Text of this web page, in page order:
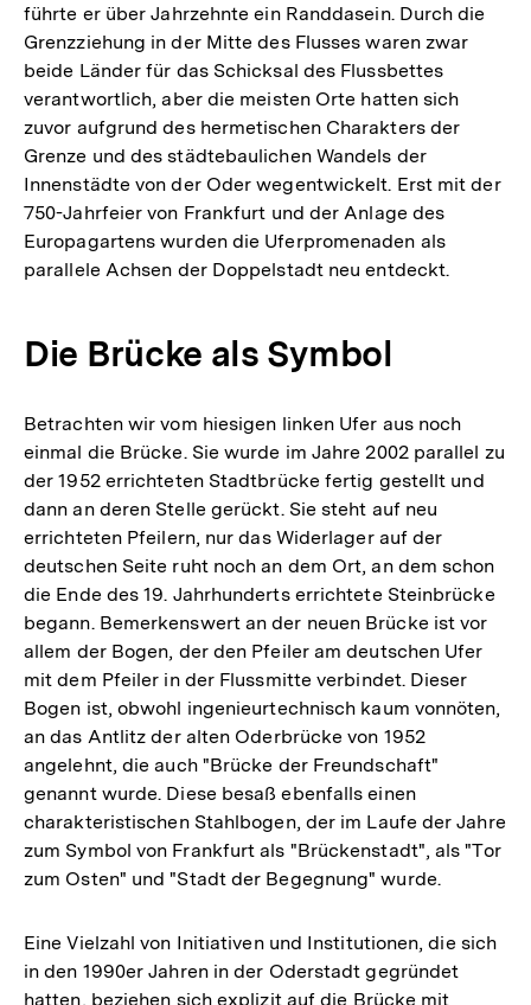
führte er über Jahrzehnte ein Randdasein. Durch die
Grenzziehung in der Mitte des Flusses waren zwar
beide Länder für das Schicksal des Flussbettes
verantwortlich, aber die meisten Orte hatten sich
zuvor aufgrund des hermetischen Charakters der
Grenze und des städtebaulichen Wandels der
Innenstädte von der Oder wegentwickelt. Erst mit der
750-Jahrfeier von Frankfurt und der Anlage des
Europagartens wurden die Uferpromenaden als
parallele Achsen der Doppelstadt neu entdeckt.
Die Brücke als Symbol
Betrachten wir vom hiesigen linken Ufer aus noch
einmal die Brücke. Sie wurde im Jahre 2002 parallel zu
der 1952 errichteten Stadtbrücke fertig gestellt und
dann an deren Stelle gerückt. Sie steht auf neu
errichteten Pfeilern, nur das Widerlager auf der
deutschen Seite ruht noch an dem Ort, an dem schon
die Ende des 19. Jahrhunderts errichtete Steinbrücke
begann. Bemerkenswert an der neuen Brücke ist vor
allem der Bogen, der den Pfeiler am deutschen Ufer
mit dem Pfeiler in der Flussmitte verbindet. Dieser
Bogen ist, obwohl ingenieurtechnisch kaum vonnöten,
an das Antlitz der alten Oderbrücke von 1952
angelehnt, die auch "Brücke der Freundschaft"
genannt wurde. Diese besaß ebenfalls einen
charakteristischen Stahlbogen, der im Laufe der Jahre
zum Symbol von Frankfurt als "Brückenstadt", als "Tor
zum Osten" und "Stadt der Begegnung" wurde.
Eine Vielzahl von Initiativen und Institutionen, die sich
in den 1990er Jahren in der Oderstadt gegründet
hatten, beziehen sich explizit auf die Brücke mit